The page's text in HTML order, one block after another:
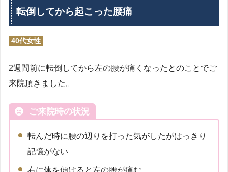
転倒してから起こった腰痛
40代女性
2週間前に転倒してから左の腰が痛くなったとのことでご
来院頂きました。
ご来院時の状況
転んだ時に腰の辺りを打った気がしたがはっきり
記憶がない
右に体を傾けると左の腰が痛む